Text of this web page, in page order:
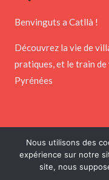
Benvinguts a Catllà !
Découvrez la vie de
pratiques, et le train de
Pyrénées
Copyright
Nous utilisons des
expérience sur notre
site, nous